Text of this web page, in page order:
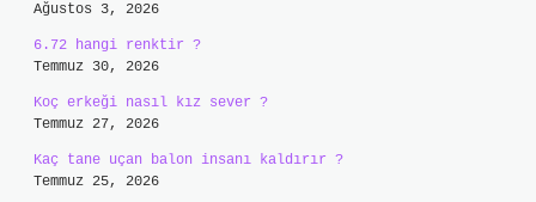
Ağustos 3, 2026
6.72 hangi renktir ?
Temmuz 30, 2026
Koç erkeği nasıl kız sever ?
Temmuz 27, 2026
Kaç tane uçan balon insanı kaldırır ?
Temmuz 25, 2026